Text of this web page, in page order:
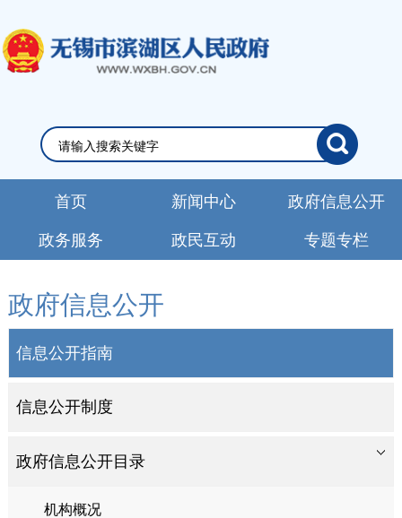
首页 新闻中心 政府信息公开
政务服务 政民互动 专题专栏
政府信息公开
信息公开指南
信息公开制度
政府信息公开目录
机构概况